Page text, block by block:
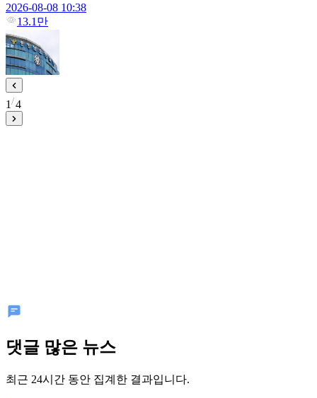
2026-08-08 10:38
13.1만
1 4
댓글 많은 뉴스
최근 24시간 동안 집계한 결과입니다.